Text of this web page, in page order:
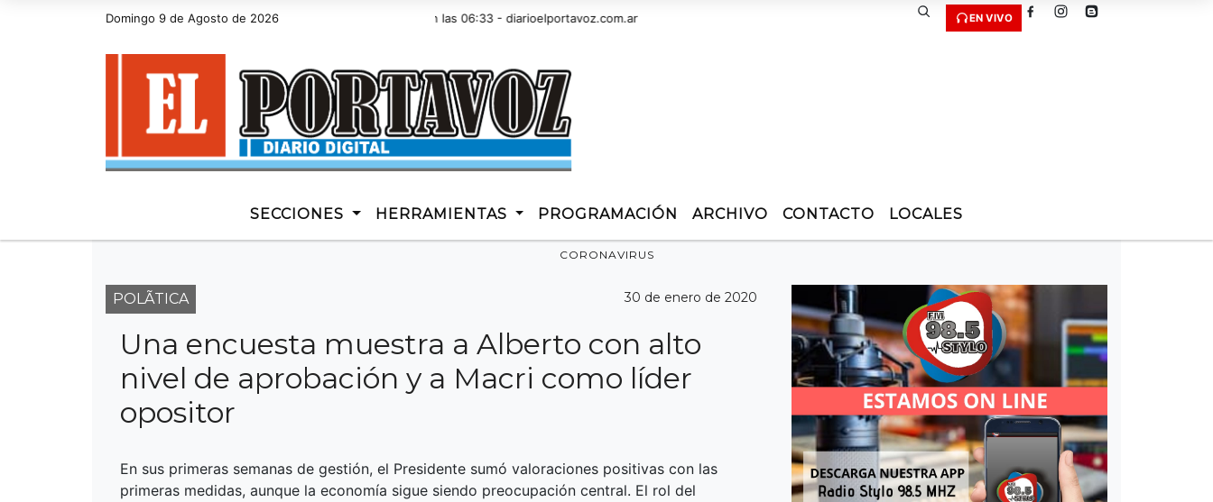
Domingo 9 de Agosto de 2026
Hoy es Domingo 9 de Agosto de 2026 y son las 06:33 - diarioelportavoz.com.ar EN VIVO
SECCIONES HERRAMIENTAS PROGRAMACIÓN ARCHIVO CONTACTO LOCALES
CORONAVIRUS
POLÃ­TICA 30 de enero de 2020
Una encuesta muestra a Alberto con alto
nivel de aprobación y a Macri como líder
opositor
En sus primeras semanas de gestión, el Presidente sumó valoraciones positivas con las
primeras medidas, aunque la economía sigue siendo preocupación central. El rol del